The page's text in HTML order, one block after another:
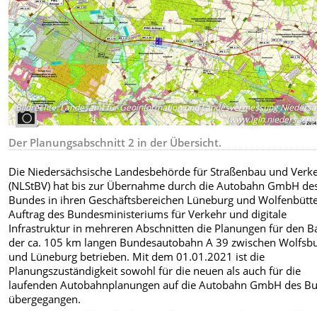
Bildrechte:Landesamt für Geoinformation und Landesvermessung
Der Planungsabschnitt 2 in der Übersicht.
Die Niedersächsische Landesbehörde für Straßenbau und
(NLStBV) hat bis zur Übernahme durch die Autobahn GmbH
Bundes in ihren Geschäftsbereichen Lüneburg und
Auftrag des Bundesministeriums für Verkehr und digitale
Infrastruktur in mehreren Abschnitten die Planungen für den
der ca. 105 km langen Bundesautobahn A 39 zwischen
und Lüneburg betrieben. Mit dem 01.01.2021 ist die
Planungszuständigkeit sowohl für die neuen als auch für die
laufenden Autobahnplanungen auf die Autobahn GmbH des
übergegangen.